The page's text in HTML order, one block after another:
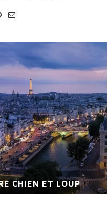
CHIEN ET LOUP